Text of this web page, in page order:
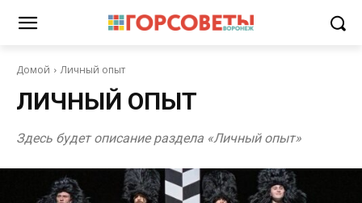
Домой Личный опыт
ЛИЧНЫЙ ОПЫТ
Здесь будет описание раздела «Личный опыт»